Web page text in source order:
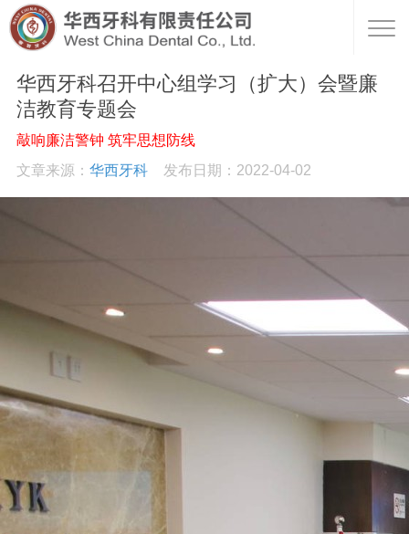
华西牙科召开中心组学习（扩大）会暨廉
洁教育专题会
敲响廉洁警钟 筑牢思想防线
文章来源： 华西牙科 发布日期：2022-04-02